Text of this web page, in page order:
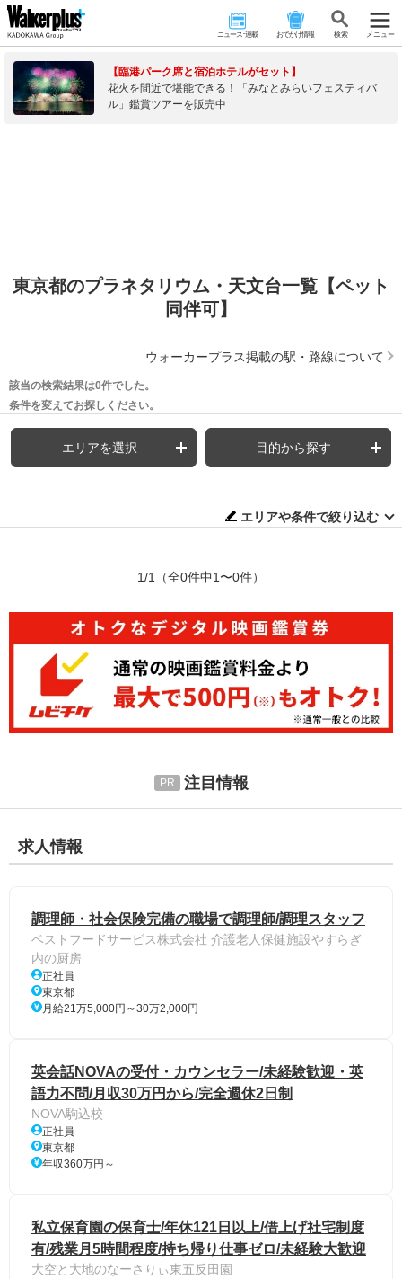
ニュース･連載 おでかけ情報 検 索 メニュー
【臨港パーク席と宿泊ホテルがセット】
花火を間近で堪能できる！「みなとみらいフェスティバ
ル」鑑賞ツアーを販売中
東京都のプラネタリウム・天文台一覧【ペット
同伴可】
ウォーカープラス掲載の駅・路線について
該当の検索結果は0件でした。
条件を変えてお探しください。
エリアを選択 目的から探す
エリアや条件で絞り込む
1/1 （全0件中1〜0件）
注目情報
求人情報
調理師・社会保険完備の職場で調理師/調理スタッフ
ベストフードサービス株式会社 介護老人保健施設やすらぎ
内の厨房
正社員
東京都
月給21万5,000円～30万2,000円
英会話NOVAの受付・カウンセラー/未経験歓迎・英
語力不問/月収30万円から/完全週休2日制
NOVA駒込校
正社員
東京都
年収360万円～
私立保育園の保育士/年休121日以上/借上げ社宅制度
有/残業月5時間程度/持ち帰り仕事ゼロ/未経験大歓迎
大空と大地のなーさりぃ東五反田園